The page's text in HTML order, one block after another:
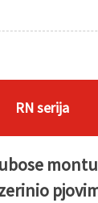
RN serija
lubose